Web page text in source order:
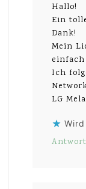
Hallo!
Ein
Dank!
Mein
Ich
LG